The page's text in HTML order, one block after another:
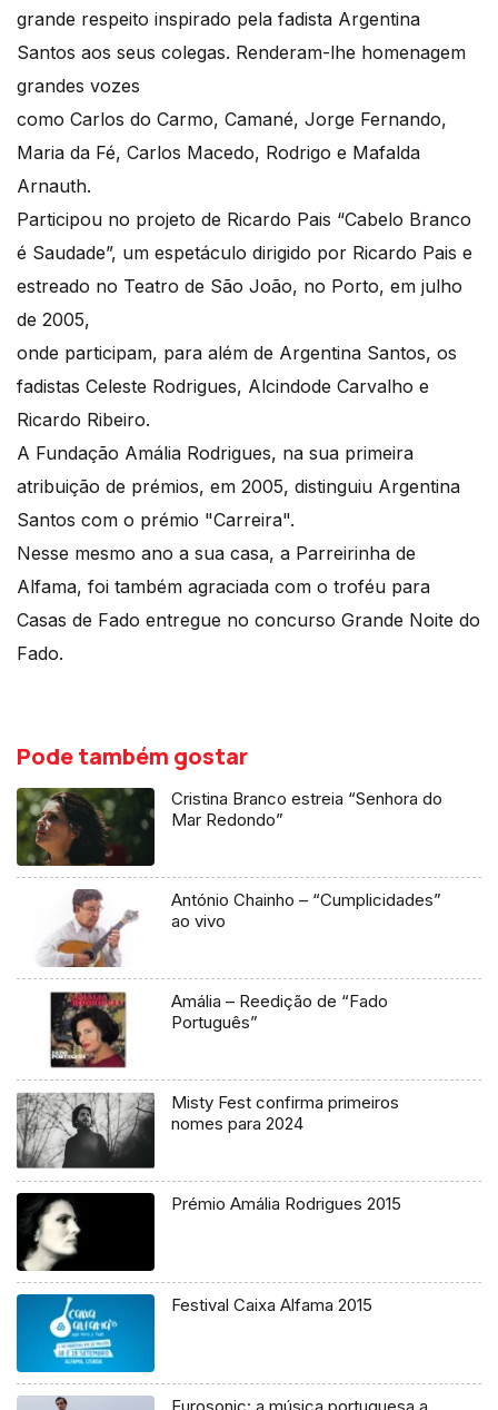
grande respeito inspirado pela fadista Argentina
Santos aos seus colegas. Renderam-lhe homenagem
grandes vozes
como Carlos do Carmo, Camané, Jorge Fernando,
Maria da Fé, Carlos Macedo, Rodrigo e Mafalda
Arnauth.
Participou no projeto de Ricardo Pais “Cabelo Branco
é Saudade”, um espetáculo dirigido por Ricardo Pais e
estreado no Teatro de São João, no Porto, em julho
de 2005,
onde participam, para além de Argentina Santos, os
fadistas Celeste Rodrigues, Alcindode Carvalho e
Ricardo Ribeiro.
A Fundação Amália Rodrigues, na sua primeira
atribuição de prémios, em 2005, distinguiu Argentina
Santos com o prémio "Carreira".
Nesse mesmo ano a sua casa, a Parreirinha de
Alfama, foi também agraciada com o troféu para
Casas de Fado entregue no concurso Grande Noite do
Fado.
Pode também gostar
Cristina Branco estreia “Senhora do
Mar Redondo”
António Chainho – “Cumplicidades”
ao vivo
Amália – Reedição de “Fado
Português”
Misty Fest confirma primeiros
nomes para 2024
Prémio Amália Rodrigues 2015
Festival Caixa Alfama 2015